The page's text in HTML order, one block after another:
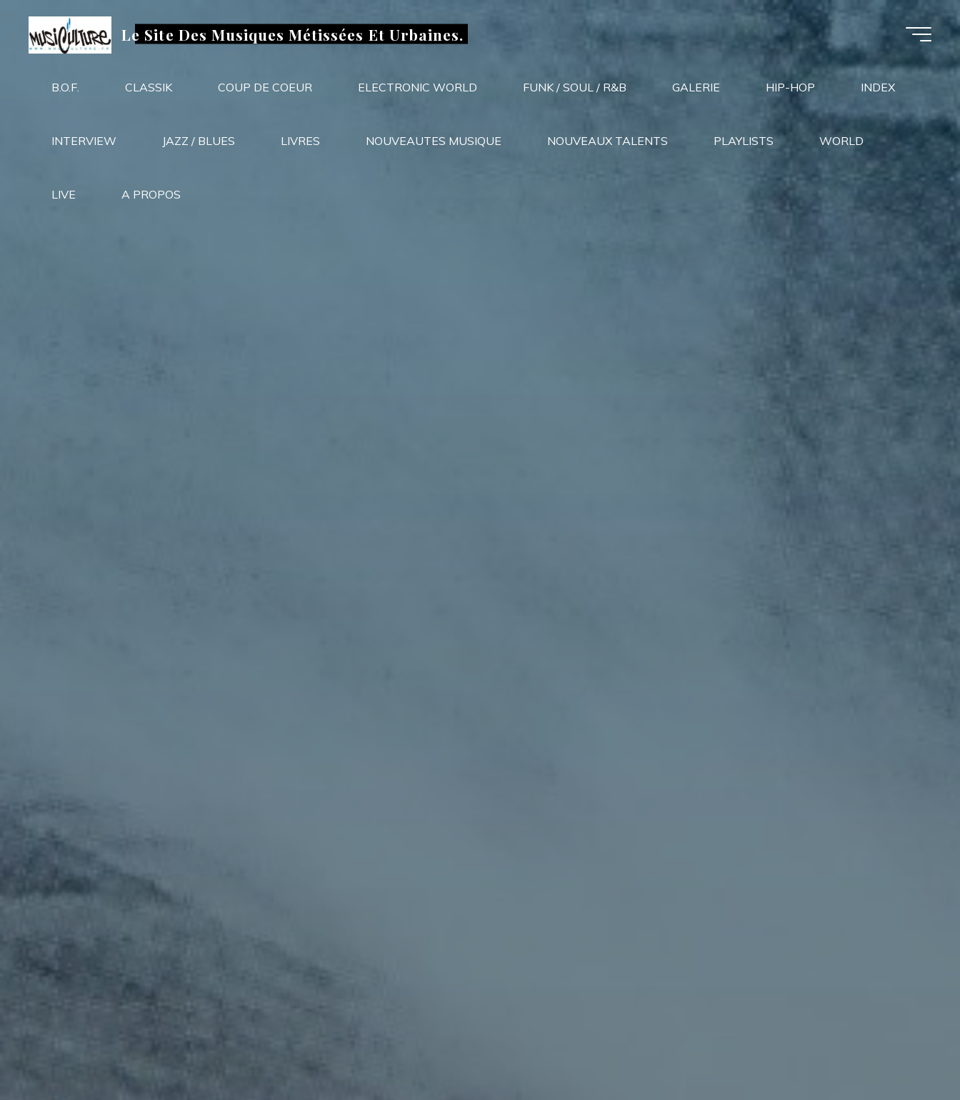
contenu
Le Site Des Musiques Métissées Et Urbaines.
B.O.F. CLASSIK COUP DE COEUR ELECTRONIC WORLD FUNK / SOUL / R&B GALERIE HIP-HOP INDEX
INTERVIEW JAZZ / BLUES LIVRES NOUVEAUTES MUSIQUE NOUVEAUX TALENTS PLAYLISTS WORLD
LIVE A PROPOS